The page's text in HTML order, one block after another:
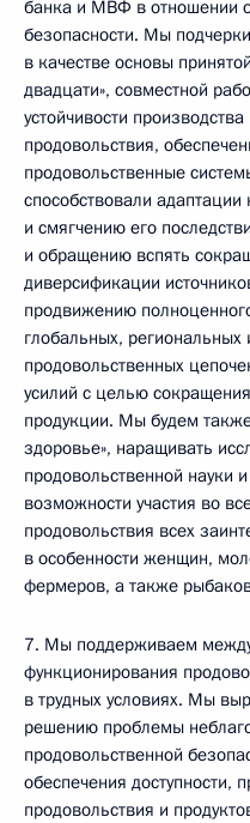
банка и МВФ в отношении
безопасности. Мы
в качестве основы
двадцати», совместной
устойчивости
продовольствия,
продовольственные
способствовали
и смягчению его
и обращению вспять
диверсификации
продвижению
глобальных, региональных
продовольственных
усилий с целью
продукции. Мы будем
здоровье», наращивать
продовольственной науки
возможности участия во
продовольствия всех
в особенности женщин,
фермеров, а также
7. Мы поддерживаем
функционирования
в трудных условиях. Мы
решению проблемы
продовольственной
обеспечения доступности,
продовольствия и